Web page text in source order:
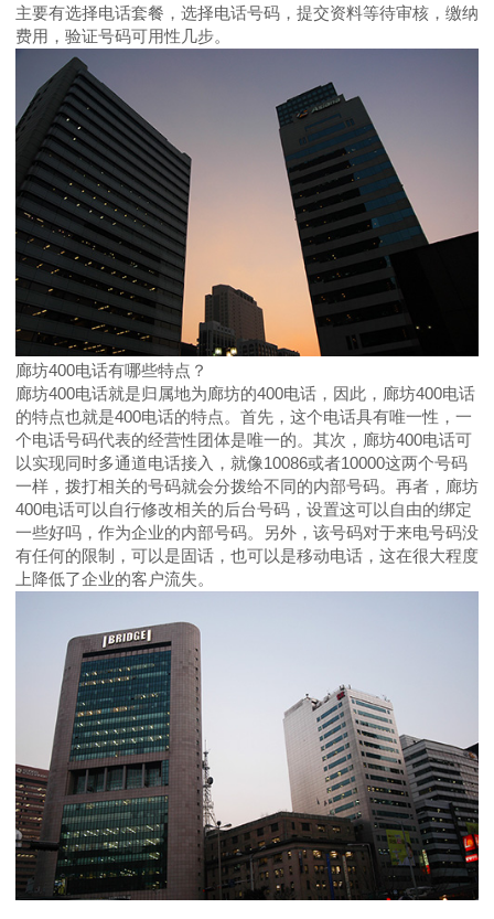
主要有选择电话套餐，选择电话号码，提交资料等待审核，缴纳
费用，验证号码可用性几步。
廊坊400电话有哪些特点？
廊坊400电话就是归属地为廊坊的400电话，因此，廊坊400电话
的特点也就是400电话的特点。首先，这个电话具有唯一性，一
个电话号码代表的经营性团体是唯一的。其次，廊坊400电话可
以实现同时多通道电话接入，就像10086或者10000这两个号码
一样，拨打相关的号码就会分拨给不同的内部号码。再者，廊坊
400电话可以自行修改相关的后台号码，设置这可以自由的绑定
一些好吗，作为企业的内部号码。另外，该号码对于来电号码没
有任何的限制，可以是固话，也可以是移动电话，这在很大程度
上降低了企业的客户流失。